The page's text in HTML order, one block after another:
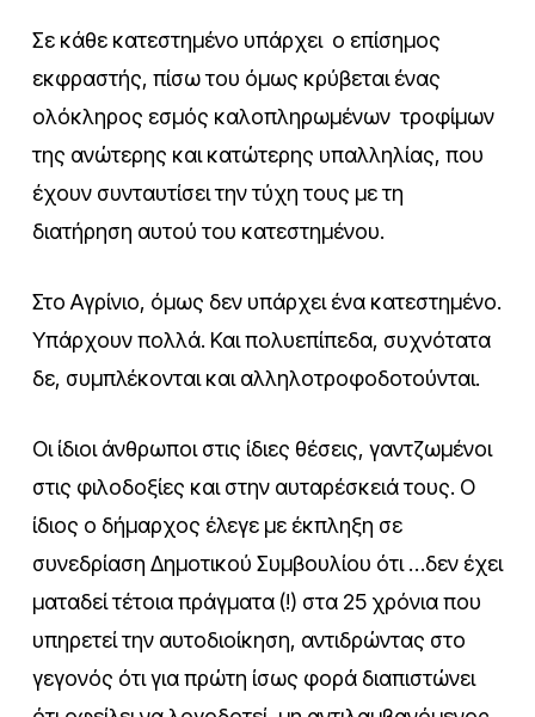
Σε κάθε κατεστημένο υπάρχει ο επίσημος
εκφραστής, πίσω του όμως κρύβεται ένας
ολόκληρος εσμός καλοπληρωμένων τροφίμων
της ανώτερης και κατώτερης υπαλληλίας, που
έχουν συνταυτίσει την τύχη τους με τη
διατήρηση αυτού του κατεστημένου.
Στο Αγρίνιο, όμως δεν υπάρχει ένα κατεστημένο.
Υπάρχουν πολλά. Και πολυεπίπεδα, συχνότατα
δε, συμπλέκονται και αλληλοτροφοδοτούνται.
Οι ίδιοι άνθρωποι στις ίδιες θέσεις, γαντζωμένοι
στις φιλοδοξίες και στην αυταρέσκειά τους. Ο
ίδιος ο δήμαρχος έλεγε με έκπληξη σε
συνεδρίαση Δημοτικού Συμβουλίου ότι …δεν έχει
ματαδεί τέτοια πράγματα (!) στα 25 χρόνια που
υπηρετεί την αυτοδιοίκηση, αντιδρώντας στο
γεγονός ότι για πρώτη ίσως φορά διαπιστώνει